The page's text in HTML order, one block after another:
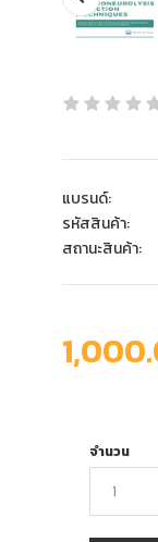
แบรนด์:
รหัสสินค้า:
สถานะสินค้า:
จำนวน